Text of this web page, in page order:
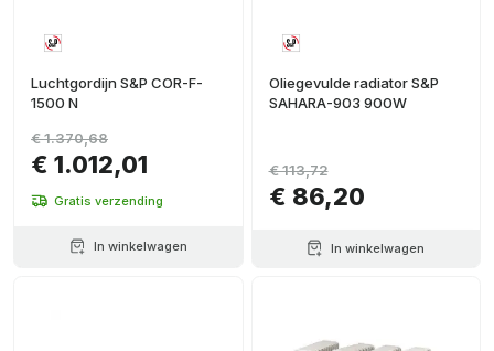
Luchtgordijn S&P COR-F-
1500 N
€ 1.012,01
€ 1.370,68
Gratis verzending
In winkelwagen
Oliegevulde radiator S&P
SAHARA-903 900W
€ 86,20
€ 113,72
In winkelwagen